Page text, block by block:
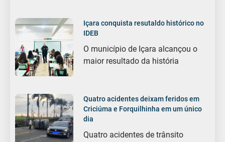
Içara conquista resutaldo histórico no
IDEB
O município de Içara alcançou o
maior resultado da história
Quatro acidentes deixam feridos em
Criciúma e Forquilhinha em um único
dia
Quatro acidentes de trânsito